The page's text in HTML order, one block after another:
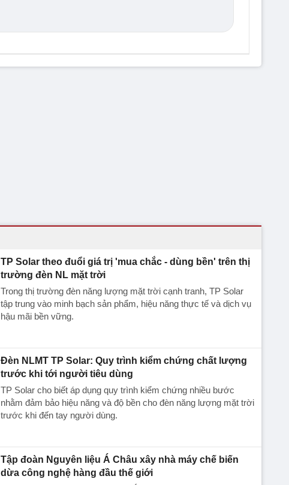
TP Solar theo đuổi giá trị 'mua chắc - dùng bền' trên thị
trường đèn NL mặt trời
Trong thị trường đèn năng lượng mặt trời cạnh tranh, TP Solar
tập trung vào minh bạch sản phẩm, hiệu năng thực tế và dịch vụ
hậu mãi bền vững.
Đèn NLMT TP Solar: Quy trình kiểm chứng chất lượng
trước khi tới người tiêu dùng
TP Solar cho biết áp dụng quy trình kiểm chứng nhiều bước
nhằm đảm bảo hiệu năng và độ bền cho đèn năng lượng mặt trời
trước khi đến tay người dùng.
Tập đoàn Nguyên liệu Á Châu xây nhà máy chế biến
dừa công nghệ hàng đầu thế giới